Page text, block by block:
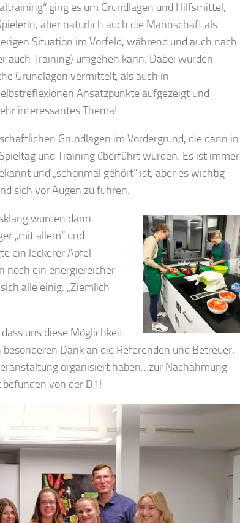
ging es um Grundlagen und Hilfsmittel,
aber natürlich auch die Mannschaft als
Situation im Vorfeld, während und auch nach
auch Training) umgehen kann. Dabei wurden
Grundlagen vermittelt, als auch in
Ansatzpunkte aufgezeigt und
interessantes Thema!
Grundlagen im Vordergrund, die dann in
und Training überführt wurden. Es ist immer
und „schonmal gehört“ ist, aber es wichtig
sich vor Augen zu führen.
wurden dann
„mit allem“ und
ein leckerer Apfel-
noch ein energiereicher
alle einig: „Ziemlich
uns diese Möglichkeit
Dank an die Referenden und Betreuer,
organisiert haben…zur Nachahmung
von der D1!